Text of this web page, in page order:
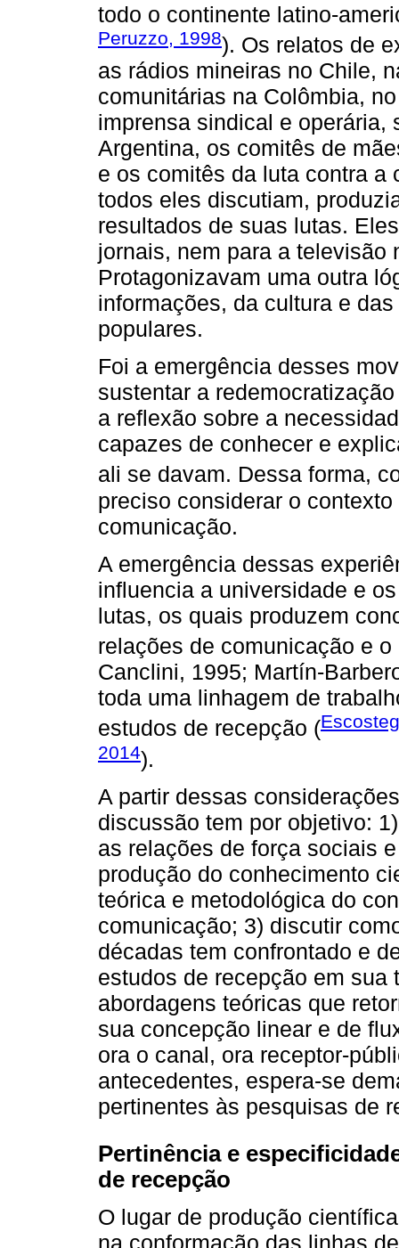
todo o continente latino-
Peruzzo, 1998). Os relatos de
as rádios mineiras no Chile,
comunitárias na Colômbia,
imprensa sindical e operária,
Argentina, os comitês de
e os comitês da luta contra a
todos eles discutiam,
resultados de suas lutas.
jornais, nem para a televisão
Protagonizavam uma outra
informações, da cultura e
populares.
Foi a emergência desses
sustentar a
a reflexão sobre a
capazes de conhecer e
ali se davam. Dessa forma,
preciso considerar o
comunicação.
A emergência dessas
influencia a universidade e
lutas, os quais produzem
relações de comunicação e
Canclini, 1995; Martín-
toda uma linhagem de
estudos de recepção (
2014).
A partir dessas
discussão tem por objetivo:
as relações de força sociais
produção do conhecimento
teórica e metodológica do
comunicação; 3) discutir
décadas tem confrontado e
estudos de recepção em sua
abordagens teóricas que
sua concepção linear e de
ora o canal, ora receptor-
antecedentes, espera-se
pertinentes às pesquisas de
Pertinência e
de recepção
O lugar de produção
na conformação das linhas